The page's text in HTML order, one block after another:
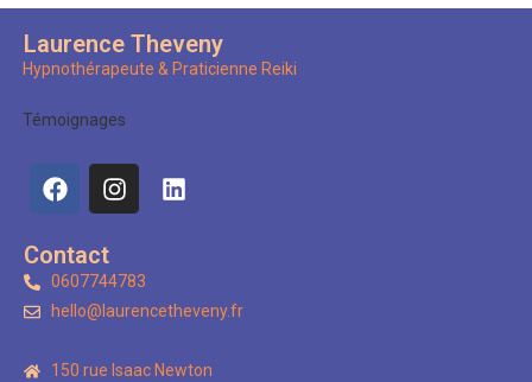
Laurence Theveny
Hypnothérapeute & Praticienne Reiki
Témoignages
Contact
0607744783
hello@laurencetheveny.fr
150 rue Isaac Newton